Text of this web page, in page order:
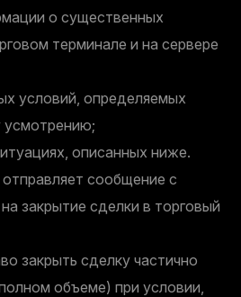
о существенных
терминале и на сервере
условий, определяемых
усмотрению;
описанных ниже.
сообщение с
закрытие сделки в торговый
закрыть сделку частично
объеме) при условии,